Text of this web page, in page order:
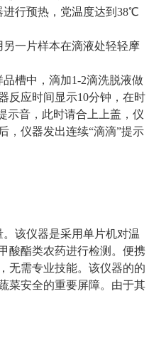
进行预热，党温度达到38℃
一片样本在滴液处轻轻摩
槽中，滴加1-2滴洗脱液做
反应时间显示10分钟，在时
示音，此时请合上上盖，仪
，仪器发出连续“滴滴”提示
该仪器是采用单片机对温
酸酯类农药进行检测。便携
无需专业技能。该仪器的的
菜安全的重要屏障。由于其